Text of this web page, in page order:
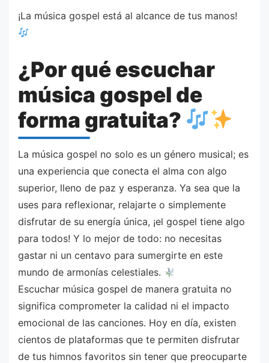
¡La música gospel está al alcance de tus manos!
¿Por qué escuchar
música gospel de
forma gratuita?
La música gospel no solo es un género musical; es
una experiencia que conecta el alma con algo
superior, lleno de paz y esperanza. Ya sea que la
uses para reflexionar, relajarte o simplemente
disfrutar de su energía única, ¡el gospel tiene algo
para todos! Y lo mejor de todo: no necesitas
gastar ni un centavo para sumergirte en este
mundo de armonías celestiales.
Escuchar música gospel de manera gratuita no
significa comprometer la calidad ni el impacto
emocional de las canciones. Hoy en día, existen
cientos de plataformas que te permiten disfrutar
de tus himnos favoritos sin tener que preocuparte